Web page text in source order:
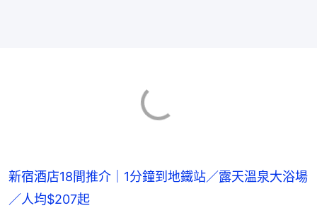
新宿酒店18間推介｜1分鐘到地鐵站／露天溫泉大浴場
／人均$207起